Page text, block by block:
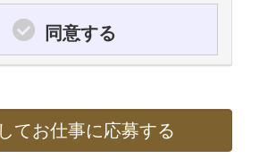
同意する